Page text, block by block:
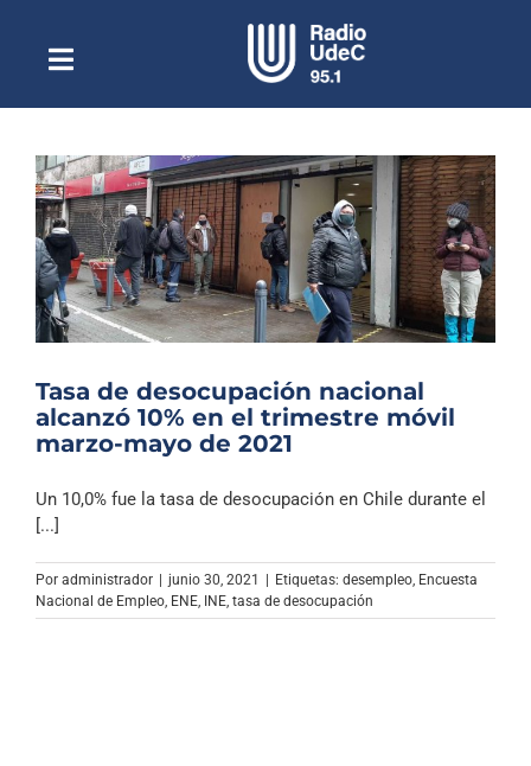
contenidoToggle
NavigationEscuchar Radio UdeC en vivo
Quiénes Somos
Programación
Podcast
Noticias
Columnas
Música Clásica
Especiales
Tasa de desocupación nacional
alcanzó 10% en el trimestre móvil
marzo-mayo de 2021
Un 10,0% fue la tasa de desocupación en Chile durante el
[...]
Por administrador | junio 30, 2021 | Etiquetas: desempleo Encuesta
Nacional de Empleo ENE INE tasa de desocupación